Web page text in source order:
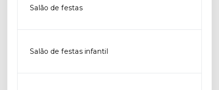
Salão de festas
Salão de festas infantil